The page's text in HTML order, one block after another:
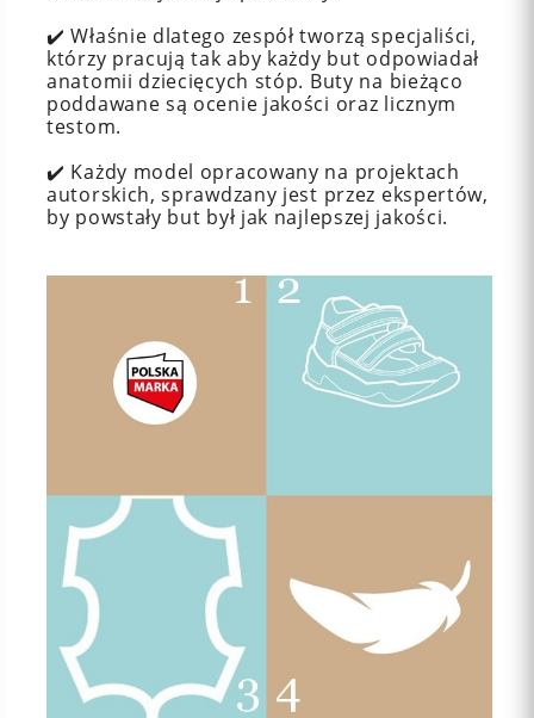
✔️ Właśnie dlatego zespół tworzą specjaliści,
którzy pracują tak aby każdy but odpowiadał
anatomii dziecięcych stóp. Buty na bieżąco
poddawane są ocenie jakości oraz licznym
testom.
✔️ Każdy model opracowany na projektach
autorskich, sprawdzany jest przez ekspertów,
by powstały but był jak najlepszej jakości.